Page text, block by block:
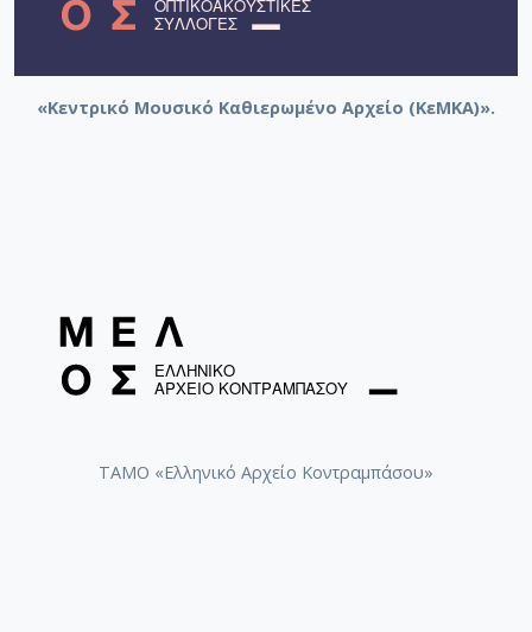
«Κεντρικό Μουσικό Καθιερωμένο Αρχείο (ΚεΜΚΑ)».
ΤΑΜΟ «Ελληνικό Αρχείο Κοντραμπάσου»